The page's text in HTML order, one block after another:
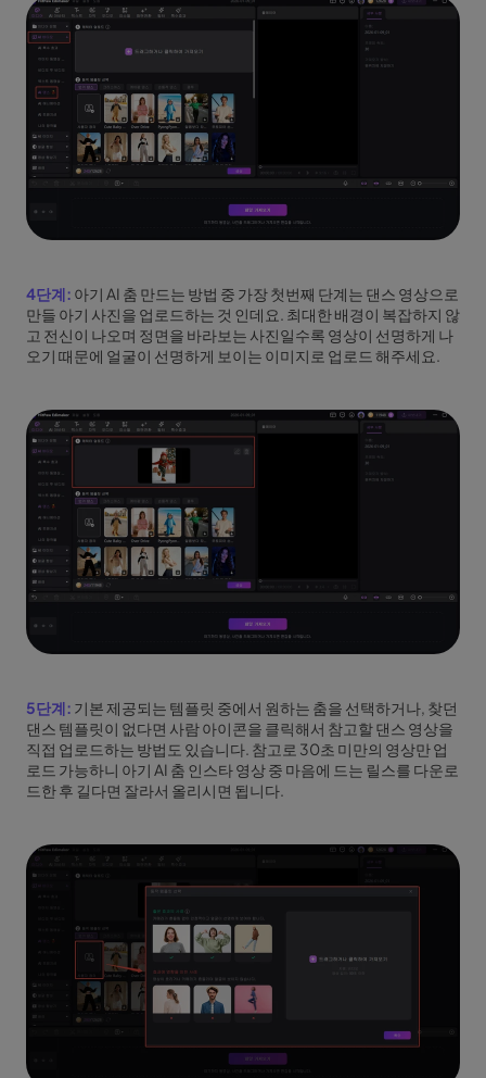
4단계: 아기 AI 춤 만드는 방법 중 가장 첫번째 단계는 댄스 영상으로
만들 아기 사진을 업로드하는 것 인데요. 최대한 배경이 복잡하지 않
고 전신이 나오며 정면을 바라보는 사진일수록 영상이 선명하게 나
오기 때문에 얼굴이 선명하게 보이는 이미지로 업로드 해주세요.
5단계: 기본 제공되는 템플릿 중에서 원하는 춤을 선택하거나, 찾던
댄스 템플릿이 없다면 사람 아이콘을 클릭해서 참고할 댄스 영상을
직접 업로드하는 방법도 있습니다. 참고로 30초 미만의 영상만 업
로드 가능하니 아기 AI 춤 인스타 영상 중 마음에 드는 릴스를 다운로
드한 후 길다면 잘라서 올리시면 됩니다.